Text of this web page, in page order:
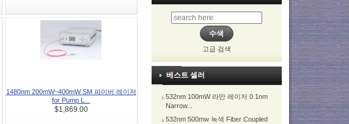
1480nm 200mW~400mW SM 파이버 레이저
for Pump L...
$1,869.00
고급 검색
베스트 셀러
532nm 100mW 라만 레이저 0.1nm
Narrow...
532nm 500mw 녹색 Fiber Coupled